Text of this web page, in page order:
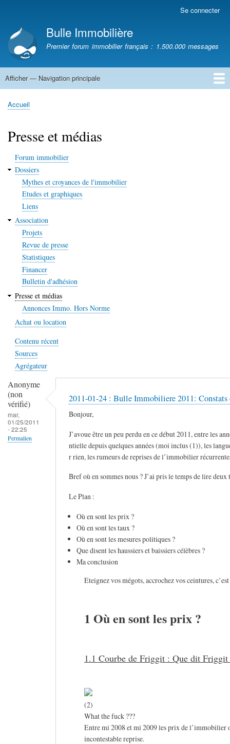
contenu
principal
compte
de
l'utilisateur
Se connecter
Bulle Immobilière
Premier forum immobilier français : 1.500.000 messages
Navigation
Afficher — Navigation principale
Accueil
Fil
Accueil
Presse et médias
Forum immobilier
Dossiers
Mythes et croyances de l'immobilier
Etudes et graphiques
Liens
Association
Projets
Revue de presse
Statistiques
Financer
Bulletin d'adhésion
Presse et médias
Annonces Immo. Hors Norme
Achat ou location
Contenu récent
Sources
Agrégateur
Anonyme
(non
vérifié)
mar,
01/25/2011
- 22:25
Permalien
2011-01-24 : Bulle Immobiliere 2011: Constats
Bonjour,
J’avoue être un peu perdu en ce début 2011, entre les
ntielle depuis quelques années (moi inclus (1)), les
r rien, les rumeurs de reprises de l’immobilier
Bref où en sommes nous ? J’ai pris le temps de lire
Le Plan :
Où en sont les prix ?
Où en sont les taux ?
Où en sont les mesures politiques ?
Que disent les haussiers et baissiers célèbres ?
Ma conclusion
Eteignez vos mégots, accrochez vos ceintures,
1 Où en sont les prix ?
1.1 Courbe de Friggit : Que dit Friggit
(2)
What the fuck ???
Entre mi 2008 et mi 2009 les prix de l’immobilier
incontestable reprise.